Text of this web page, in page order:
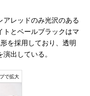
レッドのみ光沢のある
トとベールブラックはマ
を採用しており、透明
出している。